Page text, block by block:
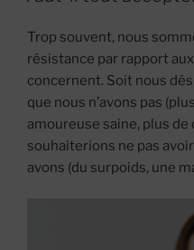
Trop souvent, nous
résistance par rapport
concernent. Soit nous
que nous n’avons pas
amoureuse saine, plus de
souhaiterions ne pas
avons (du surpoids, une